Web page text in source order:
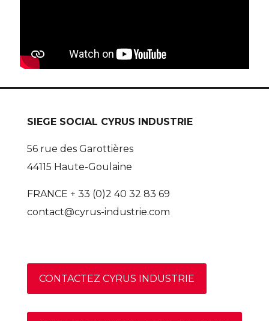
SIEGE SOCIAL CYRUS INDUSTRIE
56 rue des Garottières
44115 Haute-Goulaine
FRANCE + 33 (0)2 40 32 83 69
contact@cyrus-industrie.com
CONTACTEZ CYRUS INDUSTRIE